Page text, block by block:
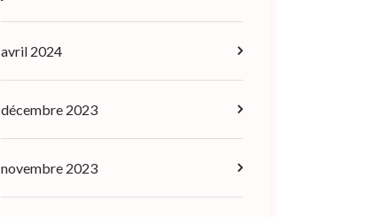
avril 2024
décembre 2023
novembre 2023